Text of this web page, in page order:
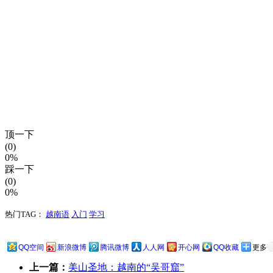
顶一下
(0)
0%
踩一下
(0)
0%
热门TAG： 越南语 入门 学习
QQ空间 新浪微博 腾讯微博 人人网 开心网 QQ收藏 更多
上一篇： 美山圣地：越南的“吴哥窟”